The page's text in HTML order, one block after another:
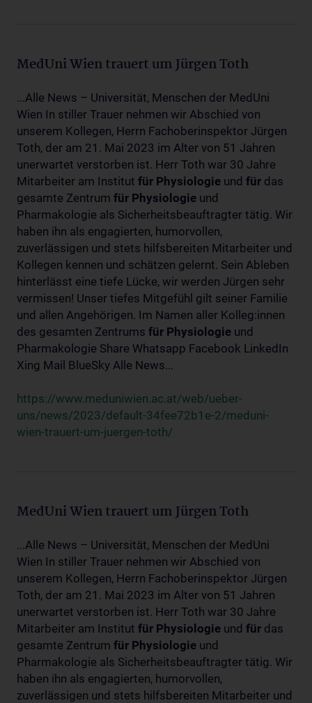
MedUni Wien trauert um Jürgen Toth
...Alle News – Universität, Menschen der MedUni
Wien In stiller Trauer nehmen wir Abschied von
unserem Kollegen, Herrn Fachoberinspektor Jürgen
Toth, der am 21. Mai 2023 im Alter von 51 Jahren
unerwartet verstorben ist. Herr Toth war 30 Jahre
Mitarbeiter am Institut für Physiologie und für das
gesamte Zentrum für Physiologie und
Pharmakologie als Sicherheitsbeauftragter tätig. Wir
haben ihn als engagierten, humorvollen,
zuverlässigen und stets hilfsbereiten Mitarbeiter und
Kollegen kennen und schätzen gelernt. Sein Ableben
hinterlässt eine tiefe Lücke, wir werden Jürgen sehr
vermissen! Unser tiefes Mitgefühl gilt seiner Familie
und allen Angehörigen. Im Namen aller Kolleg:innen
des gesamten Zentrums für Physiologie und
Pharmakologie Share Whatsapp Facebook LinkedIn
Xing Mail BlueSky Alle News...
https://www.meduniwien.ac.at/web/ueber-
uns/news/2023/default-34fee72b1e-2/meduni-
wien-trauert-um-juergen-toth/
MedUni Wien trauert um Jürgen Toth
...Alle News – Universität, Menschen der MedUni
Wien In stiller Trauer nehmen wir Abschied von
unserem Kollegen, Herrn Fachoberinspektor Jürgen
Toth, der am 21. Mai 2023 im Alter von 51 Jahren
unerwartet verstorben ist. Herr Toth war 30 Jahre
Mitarbeiter am Institut für Physiologie und für das
gesamte Zentrum für Physiologie und
Pharmakologie als Sicherheitsbeauftragter tätig. Wir
haben ihn als engagierten, humorvollen,
zuverlässigen und stets hilfsbereiten Mitarbeiter und